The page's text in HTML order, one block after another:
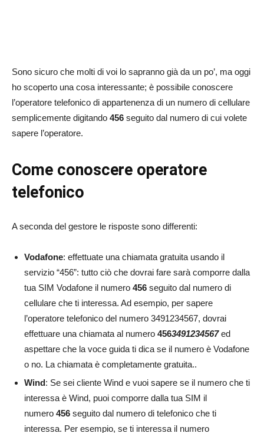
Sono sicuro che molti di voi lo sapranno già da un po’, ma oggi
ho scoperto una cosa interessante; è possibile conoscere
l’operatore telefonico di appartenenza di un numero di cellulare
semplicemente digitando 456 seguito dal numero di cui volete
sapere l’operatore.
Come conoscere operatore
telefonico
A seconda del gestore le risposte sono differenti:
Vodafone: effettuate una chiamata gratuita usando il
servizio “456”: tutto ciò che dovrai fare sarà comporre dalla
tua SIM Vodafone il numero 456 seguito dal numero di
cellulare che ti interessa. Ad esempio, per sapere
l’operatore telefonico del numero 3491234567, dovrai
effettuare una chiamata al numero 4563491234567 ed
aspettare che la voce guida ti dica se il numero è Vodafone
o no. La chiamata è completamente gratuita..
Wind: Se sei cliente Wind e vuoi sapere se il numero che ti
interessa è Wind, puoi comporre dalla tua SIM il
numero 456 seguito dal numero di telefonico che ti
interessa. Per esempio, se ti interessa il numero